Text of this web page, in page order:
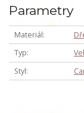
Parametry
Materiál
Typ
Styl